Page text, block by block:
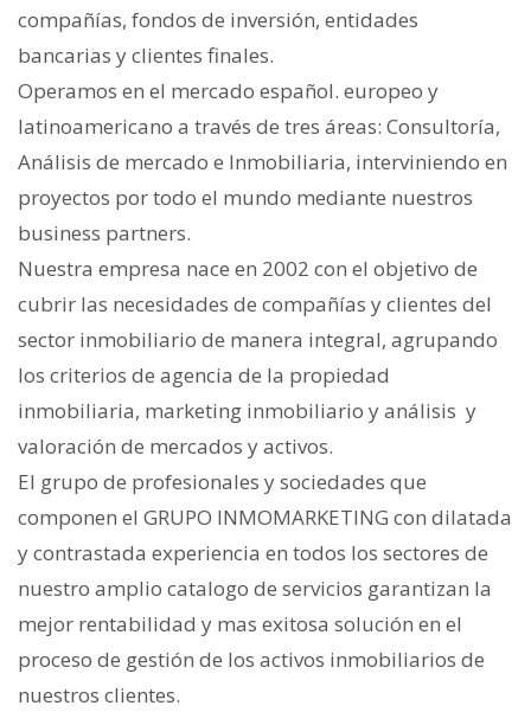
compañías, fondos de inversión, entidades
bancarias y clientes finales.
Operamos en el mercado español. europeo y
latinoamericano a través de tres áreas: Consultoría,
Análisis de mercado e Inmobiliaria, interviniendo en
proyectos por todo el mundo mediante nuestros
business partners.
Nuestra empresa nace en 2002 con el objetivo de
cubrir las necesidades de compañías y clientes del
sector inmobiliario de manera integral, agrupando
los criterios de agencia de la propiedad
inmobiliaria, marketing inmobiliario y análisis y
valoración de mercados y activos.
El grupo de profesionales y sociedades que
componen el GRUPO INMOMARKETING con dilatada
y contrastada experiencia en todos los sectores de
nuestro amplio catalogo de servicios garantizan la
mejor rentabilidad y mas exitosa solución en el
proceso de gestión de los activos inmobiliarios de
nuestros clientes.